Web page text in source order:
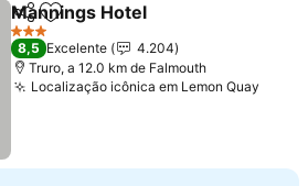
PartilharAdicionar aos favoritos
Mannings Hotel
3 Estrelas
8,5 Excelente
4.204
Truro, a 12.0 km de Falmouth
Localização icônica em Lemon Quay